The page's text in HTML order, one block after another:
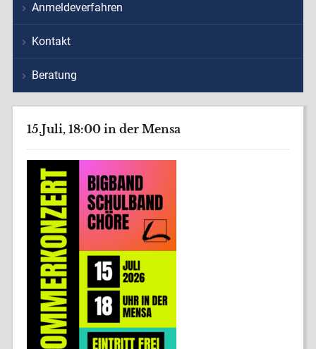
Anmeldeverfahren
Kontakt
Beratung
15.Juli, 18:00 in der Mensa